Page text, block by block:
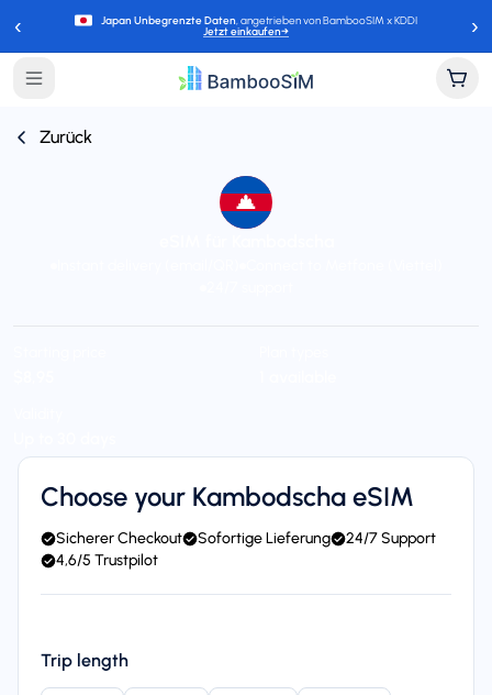
‹ Japan Unbegrenzte Daten, angetrieben von BambooSIM x KDDI
Jetzt einkaufen→ ›
Zurück
Choose your Kambodscha eSIM
Sicherer Checkout Sofortige Lieferung
24/7 Support
4,6/5 Trustpilot
Trip length